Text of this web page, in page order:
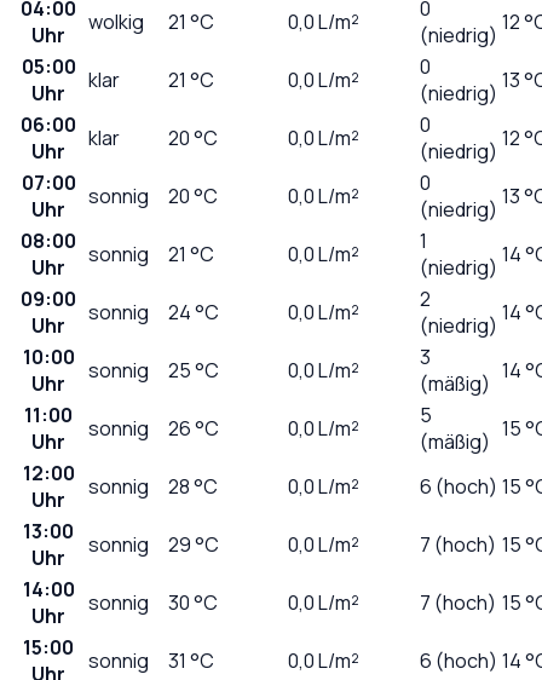
04:00
Uhr
wolkig 21 °C 0,0L/m²
0
(niedrig) 12
05:00
Uhr
klar 21 °C 0,0L/m²
0
(niedrig) 13
06:00
Uhr
klar 20°C 0,0L/m²
0
(niedrig) 12
07:00
Uhr
sonnig 20°C 0,0L/m²
0
(niedrig) 13
08:00
Uhr
sonnig 21 °C 0,0L/m²
1
(niedrig) 14
09:00
Uhr
sonnig 24°C 0,0L/m²
2
(niedrig) 14
10:00
Uhr
sonnig 25°C 0,0L/m²
3
(mäßig) 14
11:00
Uhr
sonnig 26°C 0,0L/m²
5
(mäßig) 15
12:00
Uhr
sonnig 28°C 0,0L/m² 6 (hoch) 15
13:00
Uhr
sonnig 29°C 0,0L/m² 7 (hoch) 15
14:00
Uhr
sonnig 30°C 0,0L/m² 7 (hoch) 15
15:00
Uhr
sonnig 31 °C 0,0L/m² 6 (hoch) 14